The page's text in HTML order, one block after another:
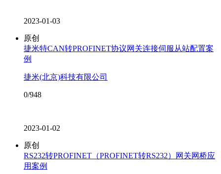
2023-01-03
原创
捷米特CAN转PROFINET协议网关连接伺服从站配置案
例
捷米(北京)科技有限公司
0/948
2023-01-02
原创
RS232转PROFINET（PROFINET转RS232）网关网桥应
用案例